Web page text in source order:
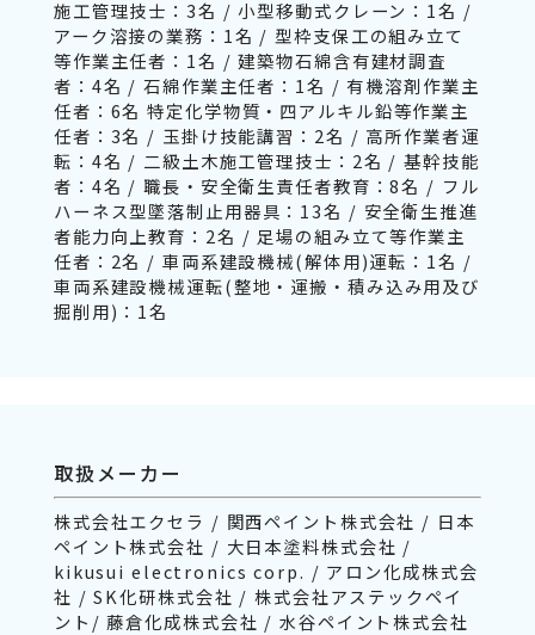
施工管理技士：3名 / 小型移動式クレーン：1名 /
アーク溶接の業務：1名 / 型枠支保工の組み立て
等作業主任者：1名 / 建築物石綿含有建材調査
者：4名 / 石綿作業主任者：1名 / 有機溶剤作業主
任者：6名 特定化学物質・四アルキル鉛等作業主
任者：3名 / 玉掛け技能講習：2名 / 高所作業者運
転：4名 / 二級土木施工管理技士：2名 / 基幹技能
者：4名 / 職長・安全衛生責任者教育：8名 / フル
ハーネス型墜落制止用器具：13名 / 安全衛生推進
者能力向上教育：2名 / 足場の組み立て等作業主
任者：2名 / 車両系建設機械(解体用)運転：1名 /
車両系建設機械運転(整地・運搬・積み込み用及び
掘削用)：1名
取扱メーカー
株式会社エクセラ / 関西ペイント株式会社 / 日本
ペイント株式会社 / 大日本塗料株式会社 /
kikusui electronics corp. / アロン化成株式会
社 / SK化研株式会社 / 株式会社アステックペイ
ント/ 藤倉化成株式会社 / 水谷ペイント株式会社